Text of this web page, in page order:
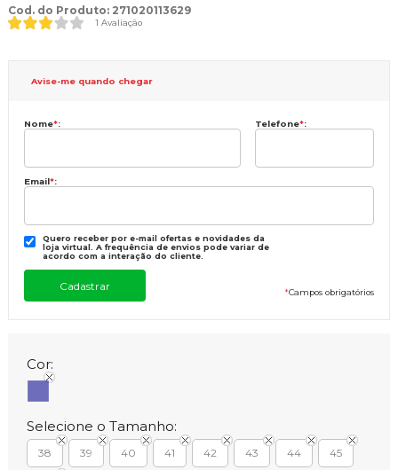
Cod. do Produto: 271020113629
1 Avaliação
Avise-me quando chegar
Nome*: Telefone*:
Email*:
Quero receber por e-mail ofertas e novidades da
loja virtual. A frequência de envios pode variar de
acordo com a interação do cliente.
*Campos obrigatórios
Cor:
Selecione o Tamanho:
38 39 40 41 42 43 44 45